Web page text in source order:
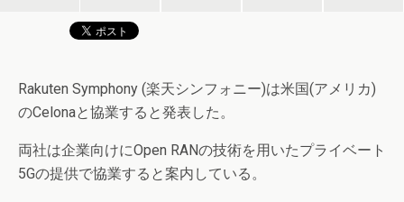
Rakuten Symphony (楽天シンフォニー)は米国(アメリカ)
のCelonaと協業すると発表した。
両社は企業向けにOpen RANの技術を用いたプライベート
5Gの提供で協業すると案内している。